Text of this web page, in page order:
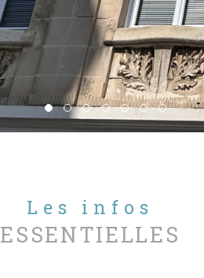
Les infos
ESSENTIELLES